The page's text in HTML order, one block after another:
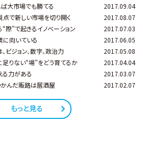
大市場でも勝てる
2017.09.04
点で新しい市場を切り開く
2017.08.07
際”で起きるイノベーション
2017.07.03
向いている
2017.06.05
ビジョン、数字、政治力
2017.05.08
りない“場”をどう育てるか
2017.04.04
力がある
2017.03.07
んだ販路は居酒屋 2017.02.07
もっと見る